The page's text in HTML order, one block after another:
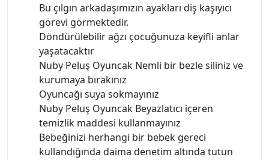
Bu çılgın arkadaşımızın ayakları diş kaşıyıcı
görevi görmektedir.
Döndürülebilir ağzı çocuğunuza keyifli anlar
yaşatacaktır
Nuby Peluş Oyuncak Nemli bir bezle siliniz ve
kurumaya bırakınız
Oyuncağı suya sokmayınız
Nuby Peluş Oyuncak Beyazlatıcı içeren
temizlik maddesi kullanmayınız
Bebeğinizi herhangi bir bebek gereci
kullandığında daima denetim altında tutun